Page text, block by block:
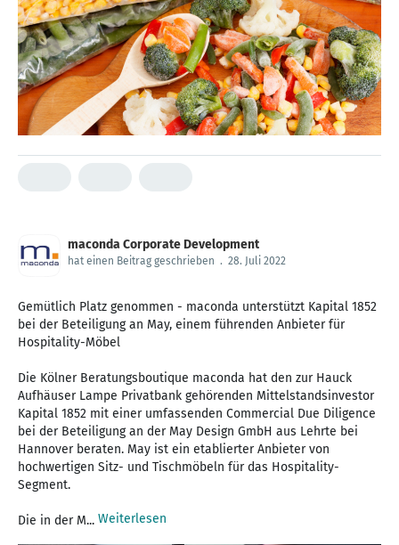
maconda Corporate Development
hat einen Beitrag geschrieben . 28. Juli 2022
Gemütlich Platz genommen - maconda unterstützt Kapital 1852
bei der Beteiligung an May, einem führenden Anbieter für
Hospitality-Möbel
Die Kölner Beratungsboutique maconda hat den zur Hauck
Aufhäuser Lampe Privatbank gehörenden Mittelstandsinvestor
Kapital 1852 mit einer umfassenden Commercial Due Diligence
bei der Beteiligung an der May Design GmbH aus Lehrte bei
Hannover beraten. May ist ein etablierter Anbieter von
hochwertigen Sitz- und Tischmöbeln für das Hospitality-
Segment.
Die in der M... Weiterlesen